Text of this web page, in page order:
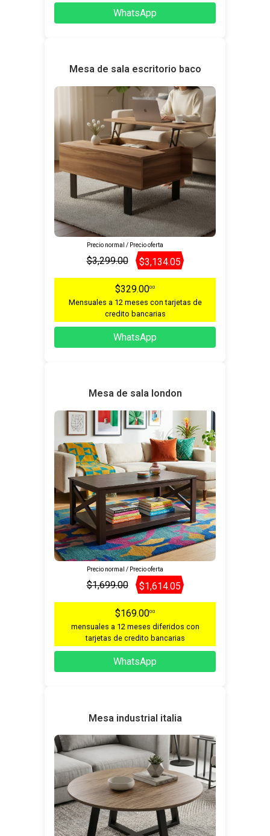
WhatsApp
Mesa de sala escritorio baco
Precio normal / Precio oferta
$3,299.00 $3,134.05
$329.0000
Mensuales a 12 meses con tarjetas de
credito bancarias
WhatsApp
Mesa de sala london
Precio normal / Precio oferta
$1,699.00 $1,614.05
$169.0000
mensuales a 12 meses diferidos con
tarjetas de credito bancarias
WhatsApp
Mesa industrial italia